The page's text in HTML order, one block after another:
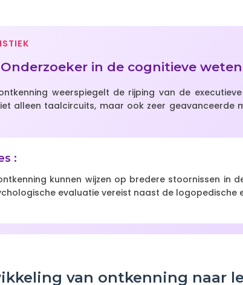
Onderzoeker in de cognitieve
weerspiegelt de rijping van de
alleen taalcircuits, maar ook zeer geavanceerde
:
kunnen wijzen op bredere stoornissen in
evaluatie vereist naast de logopedische
van ontkenning naar